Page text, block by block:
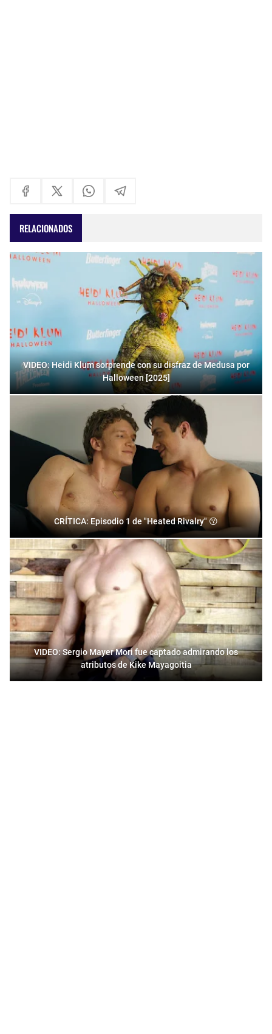
RELACIONADOS
VIDEO: Heidi Klum sorprende con su disfraz de Medusa por
Halloween [2025]
CRÍTICA: Episodio 1 de "Heated Rivalry" 😗
VIDEO: Sergio Mayer Mori fue captado admirando los
atributos de Kike Mayagoitia